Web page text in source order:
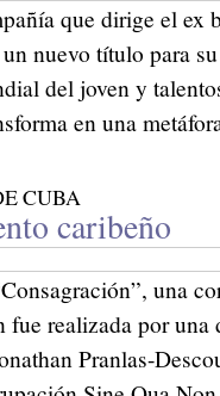
que dirige el ex
nuevo título para
del joven y
en una
CUBA
caribeño
una
realizada por una
Pranlas-